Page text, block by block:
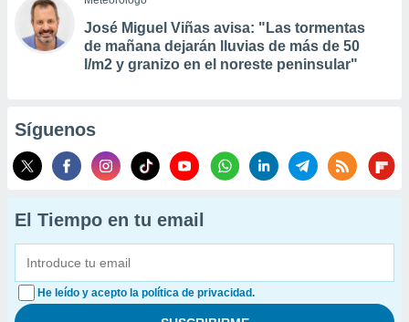
José Miguel Viñas avisa: "Las tormentas
de mañana dejarán lluvias de más de 50
l/m2 y granizo en el noreste peninsular"
Síguenos
El Tiempo en tu email
He leído y acepto la política de privacidad.